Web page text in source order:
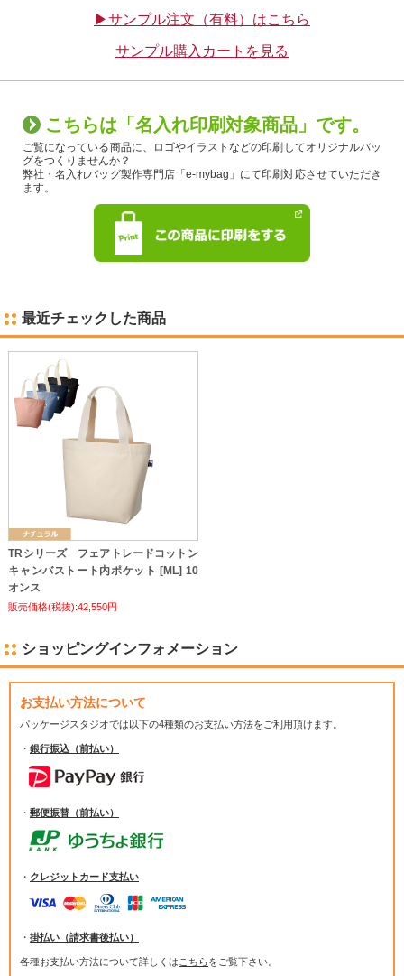
▶サンプル注文（有料）はこちら
サンプル購入カートを見る
こちらは「名入れ印刷対象商品」です。
ご覧になっている商品に、ロゴやイラストなどの印刷してオリジナルバッ
グをつくりませんか？
弊社・名入れバッグ製作専門店「e-mybag」にて印刷対応させていただき
ます。
最近チェックした商品
TRシリーズ フェアトレードコットン
キャンバストート内ポケット [ML] 10
オンス
販売価格(税抜):42,550円
ショッピングインフォメーション
お支払い方法について
パッケージスタジオでは以下の4種類のお支払い方法をご利用頂けます。
・ 銀行振込（前払い）
・ 郵便振替（前払い）
・ クレジットカード支払い
・ 掛払い（請求書後払い）
各種お支払い方法について詳しくは こちらをご覧下さい。